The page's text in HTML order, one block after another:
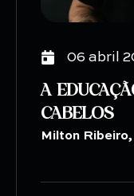
06 abril
A
CABELOS
Milton Ribeiro,